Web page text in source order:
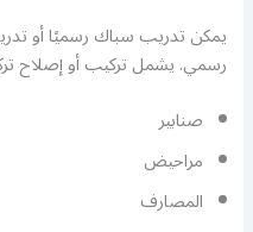
يمكن تدريب سباك رسميًا أو
رسمي. يشمل تركيب أو إصلاح
صنابير
مراحيض
المصارف